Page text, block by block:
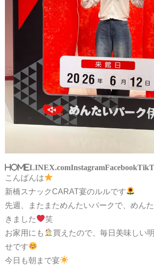
HOMELINEX.comInstagramFacebook
こんばんは
新橋スナックCARAT宴のルルです
先週、またまためんたいパークで、めん
きました
笑
お家用にも
買えたので、毎日美味しい
せです
今日も朝まで宴